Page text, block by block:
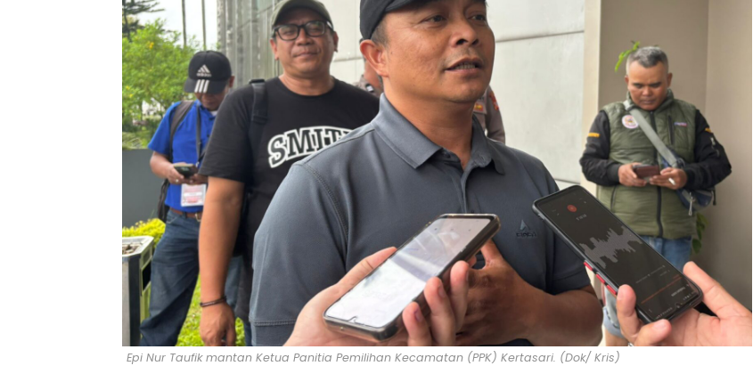
Epi Nur Taufik mantan Ketua Panitia Pemilihan Kecamatan (PPK) Kertasari. (Dok/ Kris)